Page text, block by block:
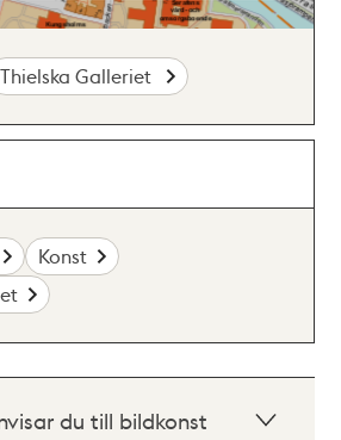
Thielska Galleriet
Konst
du till bildkonst